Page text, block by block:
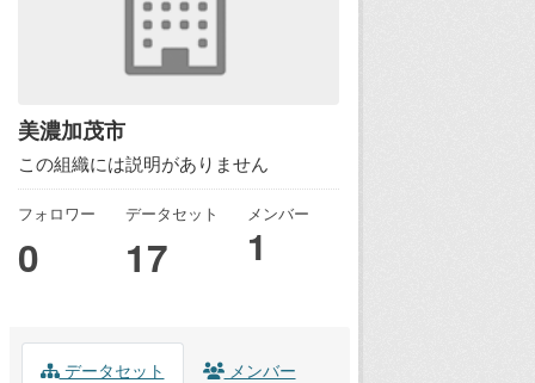
美濃加茂市
この組織には説明がありません
フォロワー
0
データセット
17
メンバー
1
データセット メンバー